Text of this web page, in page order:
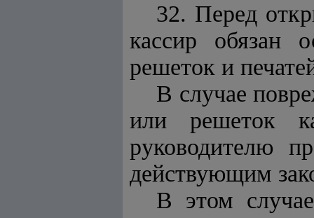
32. Перед
кассир обязан
решеток и
В случае
или решеток
руководителю
действующим
В этом